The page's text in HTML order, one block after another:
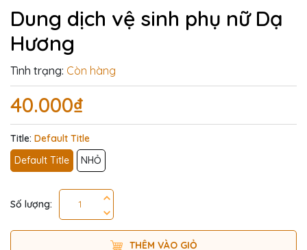
Dung dịch vệ sinh phụ nữ Dạ
Hương
Tình trạng: Còn hàng
40.000₫
Title: Default Title
Default Title
NHỎ
Số lượng:
THÊM VÀO GIỎ